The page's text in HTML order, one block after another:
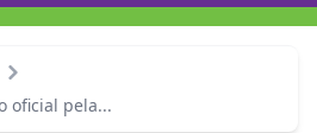
oficial pela...